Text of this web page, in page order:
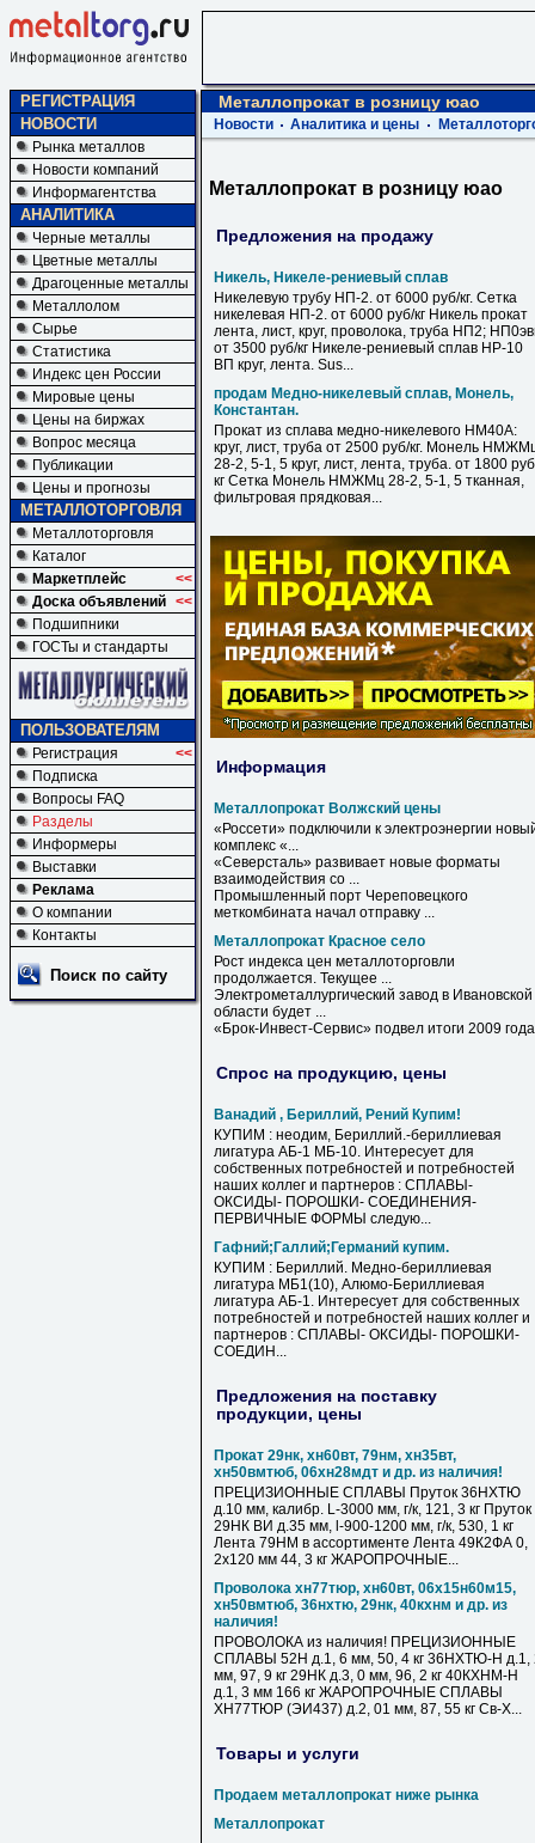
РЕГИСТРАЦИЯ
НОВОСТИ
Рынка металлов
Новости компаний
Информагентства
АНАЛИТИКА
Черные металлы
Цветные металлы
Драгоценные металлы
Металлолом
Сырье
Статистика
Индекс цен России
Мировые цены
Цены на биржах
Вопрос месяца
Публикации
Цены и прогнозы
МЕТАЛЛОТОРГОВЛЯ
Металлоторговля
Каталог
Маркетплейс
<<
Доска объявлений <<
Подшипники
ГОСТы и стандарты
ПОЛЬЗОВАТЕЛЯМ
Регистрация
<<
Подписка
Вопросы FAQ
Разделы
Информеры
Выставки
Реклама
О компании
Контакты
Поиск по сайту
Металлопрокат в розницу юао
Новости Аналитика и цены
Металлопрокат в розницу юао
Предложения на продажу
Никель, Никеле-рениевый сплав
Никелевую трубу НП-2. от 6000 руб/кг. Сетка
никелевая НП-2. от 6000 руб/кг Никель прокат
лента, лист, круг, проволока, труба НП2;
от 3500 руб/кг Никеле-рениевый сплав НР-10
ВП круг, лента. Sus...
продам Медно-никелевый сплав, Монель,
Константан.
Прокат из сплава медно-никелевого НМ40А:
круг, лист, труба от 2500 руб/кг. Монель
28-2, 5-1, 5 круг, лист, лента, труба. от 1800
кг Сетка Монель НМЖМц 28-2, 5-1, 5 тканная,
фильтровая прядковая...
Информация
Металлопрокат Волжский цены
«Россети» подключили к электроэнергии
комплекс «...
«Северсталь» развивает новые форматы
взаимодействия со ...
Промышленный порт Череповецкого
меткомбината начал отправку ...
Металлопрокат Красное село
Рост индекса цен металлоторговли
продолжается. Текущее ...
Электрометаллургический завод в Ивановской
области будет ...
«Брок-Инвест-Сервис» подвел итоги 2009 года
Спрос на продукцию, цены
Ванадий , Бериллий, Рений Купим!
КУПИМ : неодим, Бериллий.-бериллиевая
лигатура АБ-1 МБ-10. Интересует для
собственных потребностей и потребностей
наших коллег и партнеров : СПЛАВЫ-
ОКСИДЫ- ПОРОШКИ- СОЕДИНЕНИЯ-
ПЕРВИЧНЫЕ ФОРМЫ следую...
Гафний;Галлий;Германий купим.
КУПИМ : Бериллий. Медно-бериллиевая
лигатура МБ1(10), Алюмо-Бериллиевая
лигатура АБ-1. Интересует для собственных
потребностей и потребностей наших коллег и
партнеров : СПЛАВЫ- ОКСИДЫ- ПОРОШКИ-
СОЕДИН...
Предложения на поставку
продукции, цены
Прокат 29нк, хн60вт, 79нм, хн35вт,
хн50вмтюб, 06хн28мдт и др. из наличия!
ПРЕЦИЗИОННЫЕ СПЛАВЫ Пруток 36НХТЮ
д.10 мм, калибр. L-3000 мм, г/к, 121, 3 кг Пруток
29НК ВИ д.35 мм, l-900-1200 мм, г/к, 530, 1 кг
Лента 79НМ в ассортименте Лента 49К2ФА 0,
2х120 мм 44, 3 кг ЖАРОПРОЧНЫЕ...
Проволока хн77тюр, хн60вт, 06х15н60м15,
хн50вмтюб, 36нхтю, 29нк, 40кхнм и др. из
наличия!
ПРОВОЛОКА из наличия! ПРЕЦИЗИОННЫЕ
СПЛАВЫ 52Н д.1, 6 мм, 50, 4 кг 36НХТЮ-Н д.1,
мм, 97, 9 кг 29НК д.3, 0 мм, 96, 2 кг 40КХНМ-Н
д.1, 3 мм 166 кг ЖАРОПРОЧНЫЕ СПЛАВЫ
ХН77ТЮР (ЭИ437) д.2, 01 мм, 87, 55 кг Св-Х...
Товары и услуги
Продаем металлопрокат ниже рынка
Металлопрокат